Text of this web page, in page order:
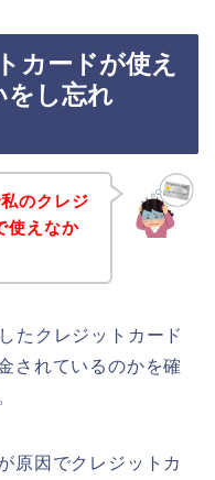
カードが使え
をし忘れ
のクレジ
使えなか
たクレジットカード
されているのかを確
原因でクレジットカ